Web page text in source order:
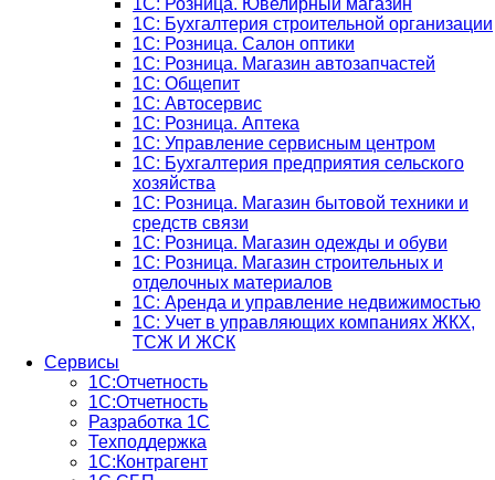
1С: Розница. Ювелирный магазин
1С: Бухгалтерия строительной организации
1С: Розница. Салон оптики
1С: Розница. Магазин автозапчастей
1C: Общепит
1С: Автосервис
1С: Розница. Аптека
1С: Управление сервисным центром
1С: Бухгалтерия предприятия сельского
хозяйства
1С: Розница. Магазин бытовой техники и
средств связи
1С: Розница. Магазин одежды и обуви
1С: Розница. Магазин строительных и
отделочных материалов
1С: Аренда и управление недвижимостью
1C: Учет в управляющих компаниях ЖКХ,
ТСЖ И ЖСК
Сервисы
1С:Отчетность
1С:Отчетность
Разработка 1С
Техподдержка
1С:Контрагент